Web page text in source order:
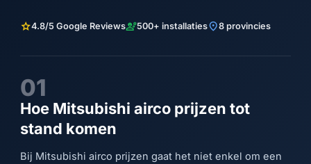
star4.8/5 Google Reviewsengineering500+ installatieslocation_on8 provincies
01
Hoe Mitsubishi airco prijzen tot
stand komen
Bij Mitsubishi airco prijzen gaat het niet enkel om een